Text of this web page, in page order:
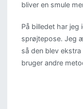
bliver en smule
På billedet har
sprøjtepose. Jeg
så den blev
bruger andre